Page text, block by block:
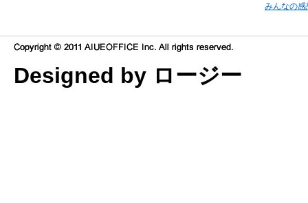
みんなの感
Designed by ロージー